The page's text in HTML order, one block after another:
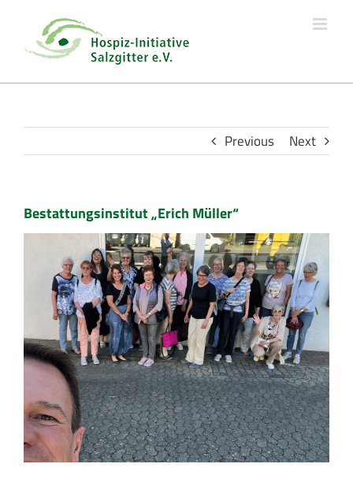
content
Previous Next
Bestattungsinstitut „Erich Müller“
Image